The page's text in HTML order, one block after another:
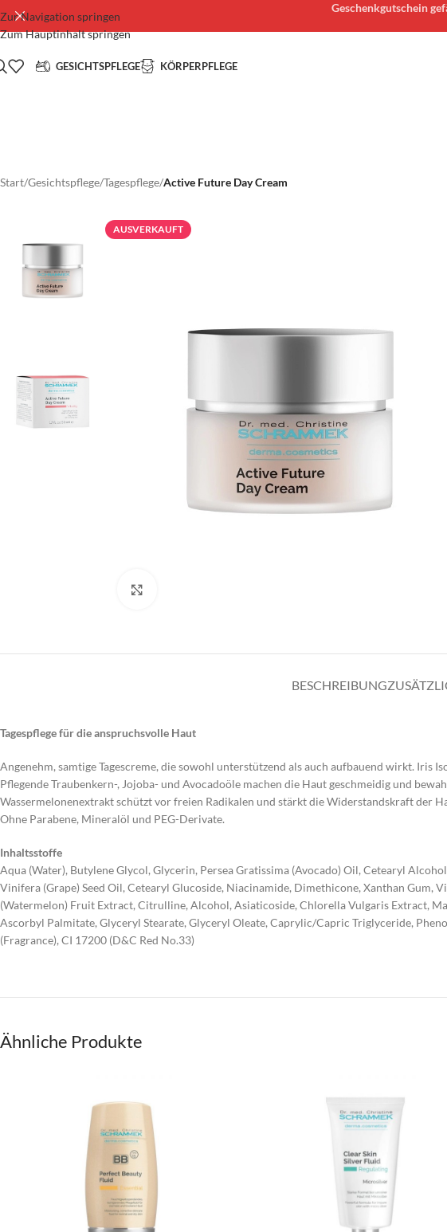
Zur Navigation springen
Zum Hauptinhalt springen
Geschenkgutschein
GESICHTSPFLEGE KÖRPERPFLEGE
Start/Gesichtspflege/Tagespflege/Active Future Day Cream
AUSVERKAUFT
BESCHREIBUNG
Tagespflege für die anspruchsvolle Haut
Angenehm, samtige Tagescreme, die sowohl unterstützend als auch aufbauend wirkt.
Pflegende Traubenkern-, Jojoba- und Avocadoöle machen die Haut geschmeidig und
Wassermelonenextrakt schützt vor freien Radikalen und stärkt die Widerstandskraft der
Ohne Parabene, Mineralöl und PEG-Derivate.
Inhaltsstoffe
Aqua (Water), Butylene Glycol, Glycerin, Persea Gratissima (Avocado) Oil, Cetearyl
Vinifera (Grape) Seed Oil, Cetearyl Glucoside, Niacinamide, Dimethicone, Xanthan
(Watermelon) Fruit Extract, Citrulline, Alcohol, Asiaticoside, Chlorella Vulgaris Extract,
Ascorbyl Palmitate, Glyceryl Stearate, Glyceryl Oleate, Caprylic/Capric Triglyceride,
(Fragrance), CI 17200 (D&C Red No.33)
Ähnliche Produkte